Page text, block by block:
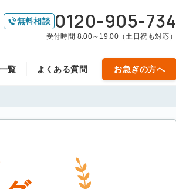
無料相談 0120-905-734
受付時間 8:00～19:00（土日祝も対応）
覧 よくある質問 お急ぎの方へ